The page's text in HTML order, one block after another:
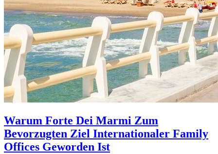
Warum Forte Dei Marmi Zum
Bevorzugten Ziel Internationaler Family
Offices Geworden Ist